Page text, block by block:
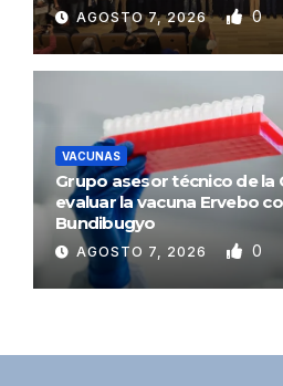
AGOSTO 7, 2026 0
VACUNAS
Grupo asesor técnico de la
evaluar la vacuna Ervebo
Bundibugyo
AGOSTO 7, 2026 0